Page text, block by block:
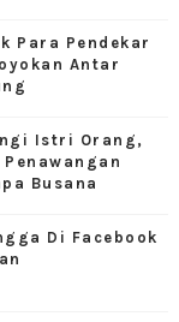
Para Pendekar
Antar
Istri Orang,
Busana
Di Facebook